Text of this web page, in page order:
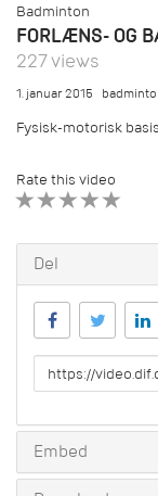
Badminton
FORLÆNS- OG
227 views
1. januar 2015
Fysisk-motorisk
Rate this video
Del
URL
to
Embed